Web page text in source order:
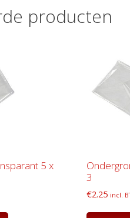
producten
5 x
3
€2.25 incl.